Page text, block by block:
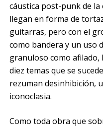
cáustica post-punk de la
llegan en forma de
guitarras, pero con el
como bandera y un uso
granuloso como afilado,
diez temas que se
rezuman desinhibición,
iconoclasia.
Como toda obra que